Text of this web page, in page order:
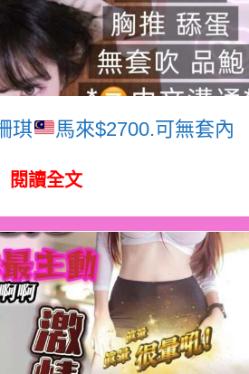
琪
馬來$2700.可無套內
閱讀全文